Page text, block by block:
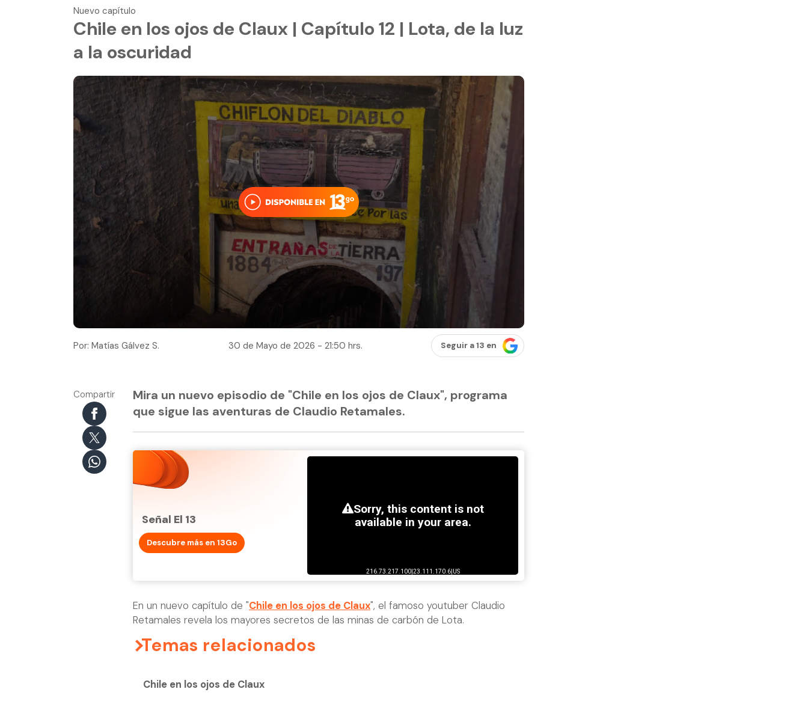
Nuevo capítulo
Chile en los ojos de Claux | Capítulo 12 | Lota, de la luz
a la oscuridad
Por: Matías Gálvez S. 30 de Mayo de 2026 - 21:50 hrs. Seguir a 13 en
Compartir
Mira un nuevo episodio de "Chile en los ojos de Claux", programa
que sigue las aventuras de Claudio Retamales.
Señal El 13
Descubre más en 13Go
En un nuevo capítulo de "Chile en los ojos de Claux", el famoso youtuber Claudio
Retamales revela los mayores secretos de las minas de carbón de Lota.
Temas relacionados
Chile en los ojos de Claux